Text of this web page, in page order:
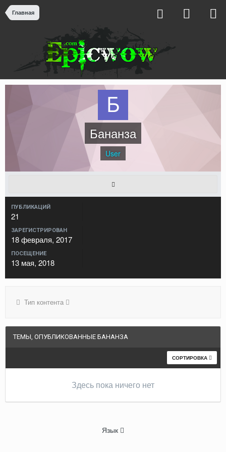
Главная
Бананза
User
ПУБЛИКАЦИЙ
21
ЗАРЕГИСТРИРОВАН
18 февраля, 2017
ПОСЕЩЕНИЕ
13 мая, 2018
Тип контента
ТЕМЫ, ОПУБЛИКОВАННЫЕ БАНАНЗА
СОРТИРОВКА
Здесь пока ничего нет
Язык